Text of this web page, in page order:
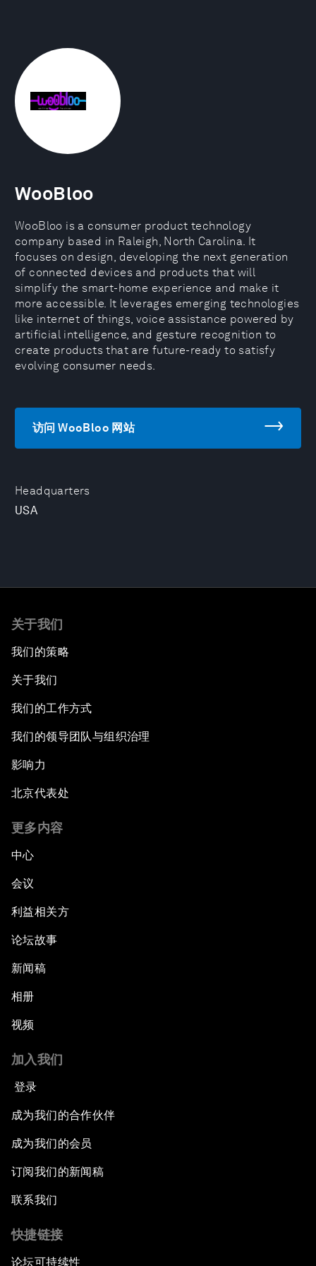
Headquarters
USA
WooBloo
WooBloo is a consumer product technology
company based in Raleigh, North Carolina. It
focuses on design, developing the next generation
of connected devices and products that will
simplify the smart-home experience and make it
more accessible. It leverages emerging technologies
like internet of things, voice assistance powered by
artificial intelligence, and gesture recognition to
create products that are future-ready to satisfy
evolving consumer needs.
访问 WooBloo 网站
关于我们
我们的策略
关于我们
我们的工作方式
我们的领导团队与组织治理
影响力
北京代表处
更多内容
中心
会议
利益相关方
论坛故事
新闻稿
相册
视频
加入我们
登录
成为我们的合作伙伴
成为我们的会员
订阅我们的新闻稿
联系我们
快捷链接
论坛可持续性